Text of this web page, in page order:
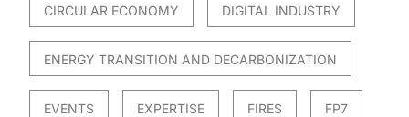
CIRCULAR ECONOMY DIGITAL INDUSTRY
ENERGY TRANSITION AND DECARBONIZATION
EVENTS EXPERTISE FIRES FP7